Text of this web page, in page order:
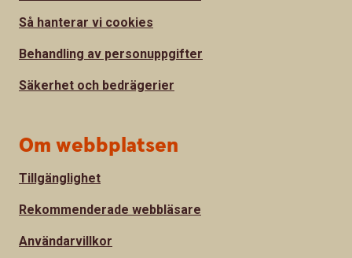
Så hanterar vi cookies
Behandling av personuppgifter
Säkerhet och bedrägerier
Om webbplatsen
Tillgänglighet
Rekommenderade webbläsare
Användarvillkor